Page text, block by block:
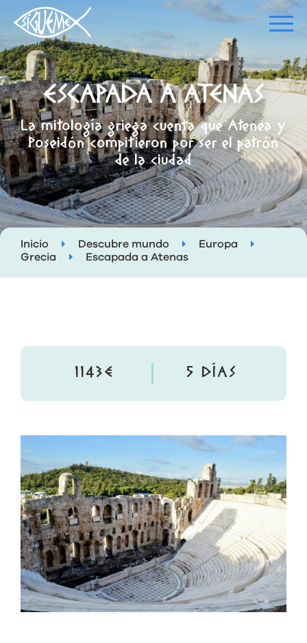
ESCAPADA A ATENAS
La mitología griega cuenta que Atenea y
Poseidón compitieron por ser el patrón
de la ciudad
Inicio Descubre mundo
Europa
Grecia
Escapada a Atenas
1143€ 5 DÍAS